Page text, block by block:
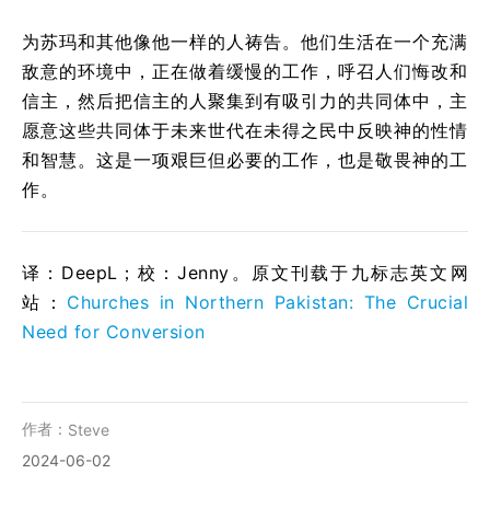
为苏玛和其他像他一样的人祷告。他们生活在一个充满
敌意的环境中，正在做着缓慢的工作，呼召人们悔改和
信主，然后把信主的人聚集到有吸引力的共同体中，主
愿意这些共同体于未来世代在未得之民中反映神的性情
和智慧。这是一项艰巨但必要的工作，也是敬畏神的工
作。
译：DeepL；校：Jenny。原文刊载于九标志英文网
站： Churches in Northern Pakistan: The Crucial
Need for Conversion
作者： Steve
2024-06-02